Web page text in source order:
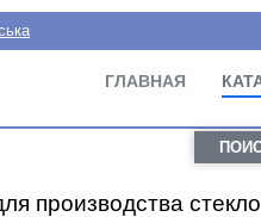
ГЛАВНАЯ
производства